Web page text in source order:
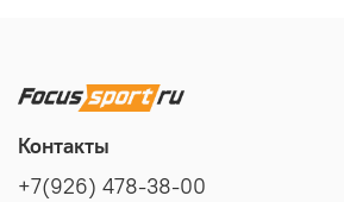
Контакты
+7(926) 478-38-00